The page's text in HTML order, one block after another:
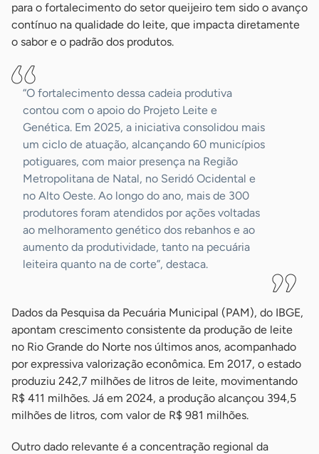
para o fortalecimento do setor queijeiro tem sido o avanço
contínuo na qualidade do leite, que impacta diretamente
o sabor e o padrão dos produtos.
“O fortalecimento dessa cadeia produtiva
contou com o apoio do Projeto Leite e
Genética. Em 2025, a iniciativa consolidou mais
um ciclo de atuação, alcançando 60 municípios
potiguares, com maior presença na Região
Metropolitana de Natal, no Seridó Ocidental e
no Alto Oeste. Ao longo do ano, mais de 300
produtores foram atendidos por ações voltadas
ao melhoramento genético dos rebanhos e ao
aumento da produtividade, tanto na pecuária
leiteira quanto na de corte”, destaca.
Dados da Pesquisa da Pecuária Municipal (PAM), do IBGE,
apontam crescimento consistente da produção de leite
no Rio Grande do Norte nos últimos anos, acompanhado
por expressiva valorização econômica. Em 2017, o estado
produziu 242,7 milhões de litros de leite, movimentando
R$ 411 milhões. Já em 2024, a produção alcançou 394,5
milhões de litros, com valor de R$ 981 milhões.
Outro dado relevante é a concentração regional da